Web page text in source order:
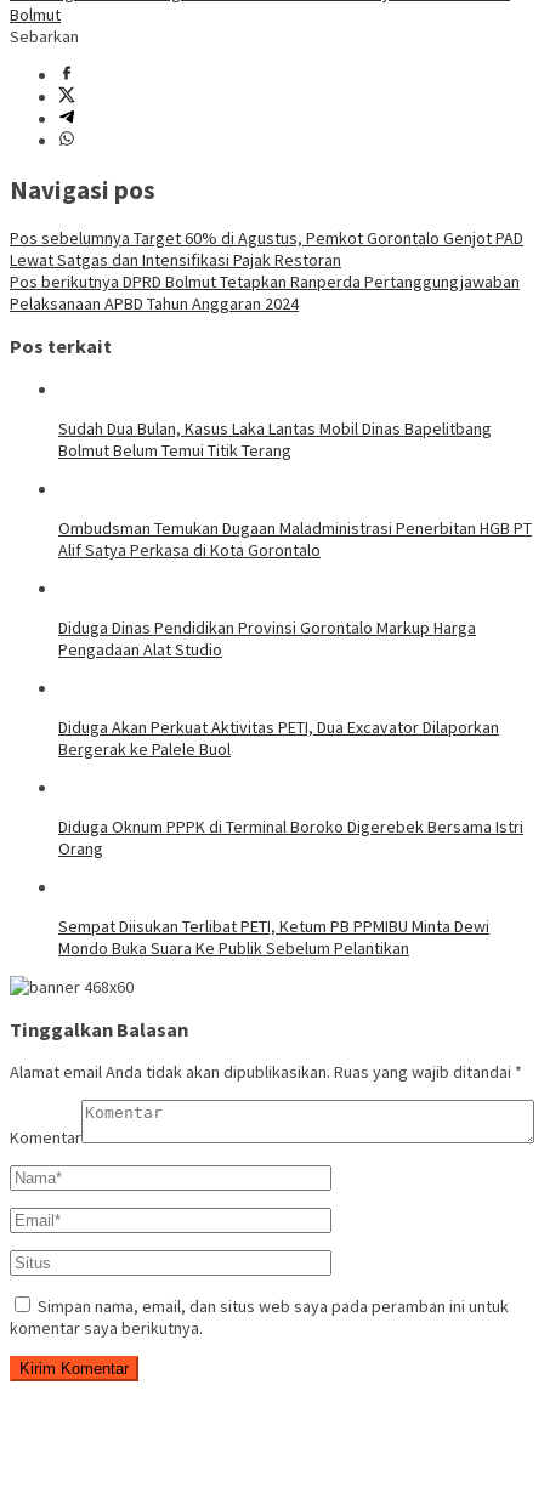
Bolmut
Sebarkan
Navigasi pos
Pos sebelumnya Target 60% di Agustus, Pemkot Gorontalo Genjot PAD
Lewat Satgas dan Intensifikasi Pajak Restoran
Pos berikutnya DPRD Bolmut Tetapkan Ranperda Pertanggungjawaban
Pelaksanaan APBD Tahun Anggaran 2024
Pos terkait
Sudah Dua Bulan, Kasus Laka Lantas Mobil Dinas Bapelitbang
Bolmut Belum Temui Titik Terang
Ombudsman Temukan Dugaan Maladministrasi Penerbitan HGB PT
Alif Satya Perkasa di Kota Gorontalo
Diduga Dinas Pendidikan Provinsi Gorontalo Markup Harga
Pengadaan Alat Studio
Diduga Akan Perkuat Aktivitas PETI, Dua Excavator Dilaporkan
Bergerak ke Palele Buol
Diduga Oknum PPPK di Terminal Boroko Digerebek Bersama Istri
Orang
Sempat Diisukan Terlibat PETI, Ketum PB PPMIBU Minta Dewi
Mondo Buka Suara Ke Publik Sebelum Pelantikan
Tinggalkan Balasan
Alamat email Anda tidak akan dipublikasikan. Ruas yang wajib ditandai *
Komentar
Simpan nama, email, dan situs web saya pada peramban ini untuk
komentar saya berikutnya.